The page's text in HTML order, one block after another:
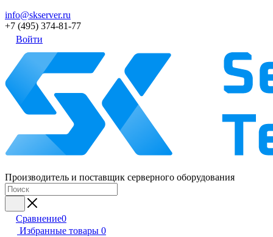
info@skserver.ru
+7 (495) 374-81-77
Войти
Производитель и поставщик серверного оборудования
Сравнение0
Избранные товары 0